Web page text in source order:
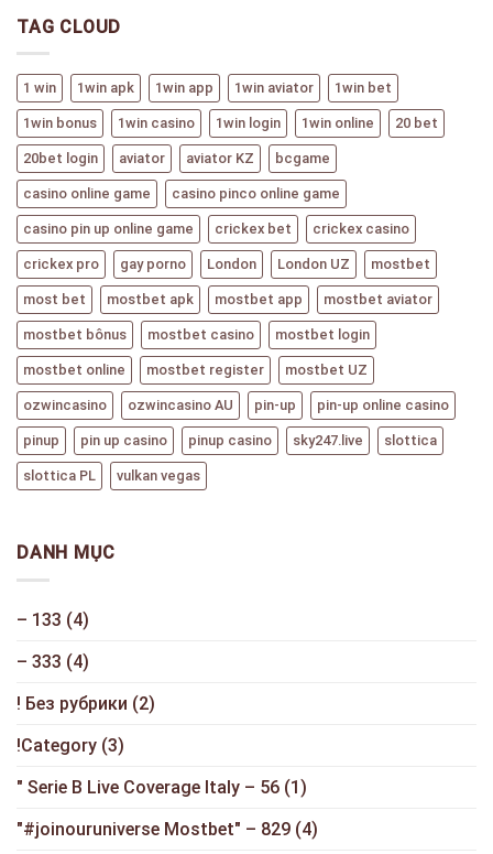
TAG CLOUD
1 win 1win apk 1win app 1win aviator 1win bet
1win bonus 1win casino 1win login 1win online 20 bet
20bet login aviator aviator KZ bcgame
casino online game casino pinco online game
casino pin up online game crickex bet crickex casino
crickex pro gay porno London London UZ mostbet
most bet mostbet apk mostbet app mostbet aviator
mostbet bônus mostbet casino mostbet login
mostbet online mostbet register mostbet UZ
ozwincasino ozwincasino AU pin-up pin-up online casino
pinup pin up casino pinup casino sky247.live slottica
slottica PL vulkan vegas
DANH MỤC
– 133 (4)
– 333 (4)
! Без рубрики (2)
!Category (3)
"️ Serie B Live Coverage Italy – 56 (1)
"#joinouruniverse Mostbet" – 829 (4)